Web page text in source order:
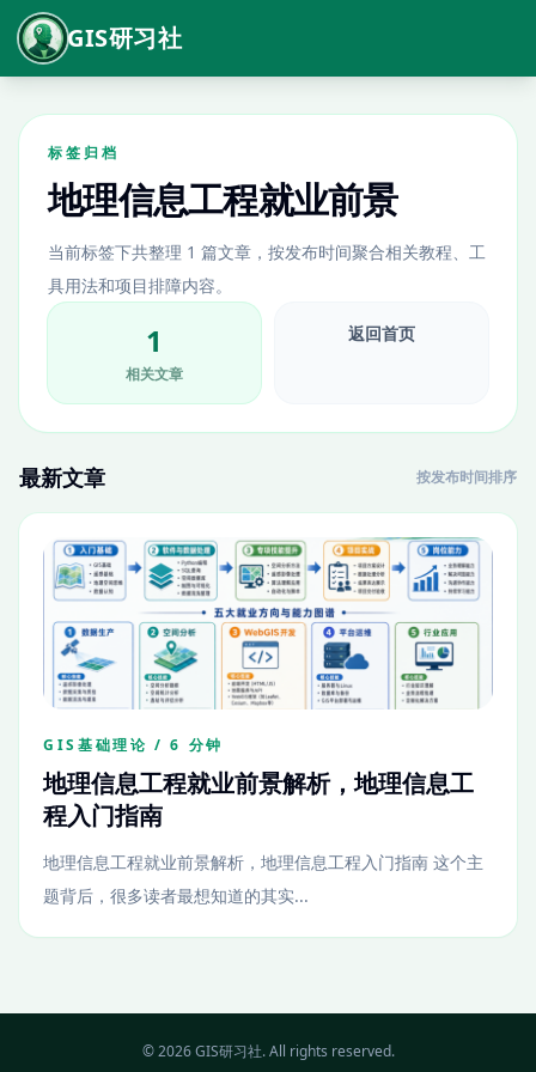
GIS研习社
标签归档
地理信息工程就业前景
当前标签下共整理 1 篇文章，按发布时间聚合相关教程、工
具用法和项目排障内容。
1
相关文章
返回首页
最新文章 按发布时间排序
GIS基础理论 / 6 分钟
地理信息工程就业前景解析，地理信息工
程入门指南
地理信息工程就业前景解析，地理信息工程入门指南 这个主
题背后，很多读者最想知道的其实...
© 2026 GIS研习社. All rights reserved.